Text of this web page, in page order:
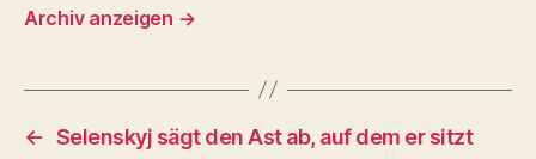
Archiv anzeigen →
← Selenskyj sägt den Ast ab, auf dem er sitzt